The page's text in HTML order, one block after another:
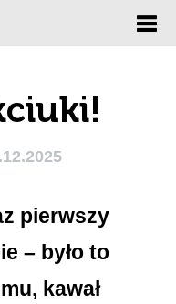
pierwszy
– było to
kawał